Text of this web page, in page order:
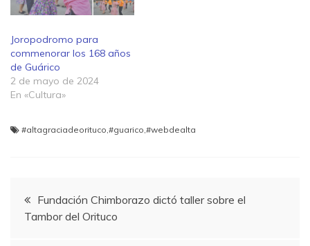
Joropodromo para
commenorar los 168 años
de Guárico
2 de mayo de 2024
En «Cultura»
#altagraciadeorituco,#guarico,#webdealta
Navegación
de
Fundación Chimborazo dictó taller sobre el
Tambor del Orituco